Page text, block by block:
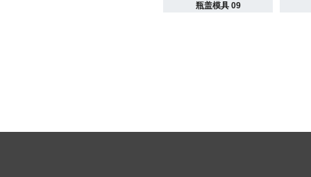
瓶盖模具 09